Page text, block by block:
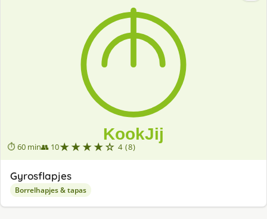
⏱ 60 min👥 10★★★★☆ 4 (8)
Gyrosflapjes
Borrelhapjes & tapas